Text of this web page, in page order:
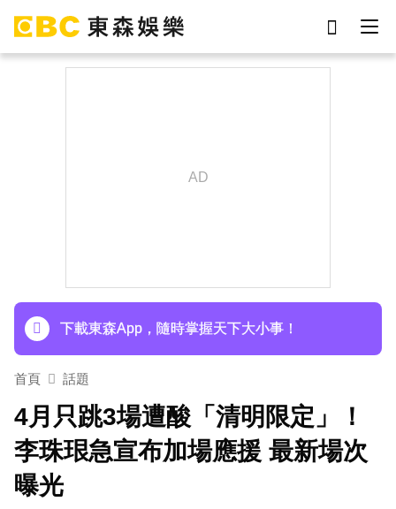
下載東森App，隨時掌握天下大小事！
首頁 話題
4月只跳3場遭酸「清明限定」！
李珠珢急宣布加場應援 最新場次
曝光